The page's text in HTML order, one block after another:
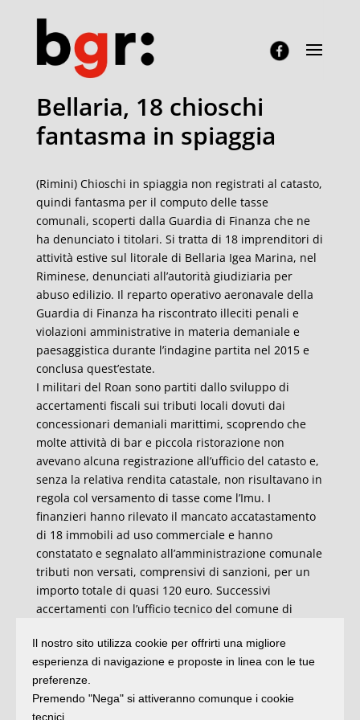
Bellaria, 18 chioschi
fantasma in spiaggia
(Rimini) Chioschi in spiaggia non registrati al catasto,
quindi fantasma per il computo delle tasse
comunali, scoperti dalla Guardia di Finanza che ne
ha denunciato i titolari. Si tratta di 18 imprenditori di
attività estive sul litorale di Bellaria Igea Marina, nel
Riminese, denunciati all’autorità giudiziaria per
abuso edilizio. Il reparto operativo aeronavale della
Guardia di Finanza ha riscontrato illeciti penali e
violazioni amministrative in materia demaniale e
paesaggistica durante l’indagine partita nel 2015 e
conclusa quest’estate.
I militari del Roan sono partiti dallo sviluppo di
accertamenti fiscali sui tributi locali dovuti dai
concessionari demaniali marittimi, scoprendo che
molte attività di bar e piccola ristorazione non
avevano alcuna registrazione all’ufficio del catasto e,
senza la relativa rendita catastale, non risultavano in
regola col versamento di tasse come l’Imu. I
finanzieri hanno rilevato il mancato accatastamento
di 18 immobili ad uso commerciale e hanno
constatato e segnalato all’amministrazione comunale
tributi non versati, comprensivi di sanzioni, per un
importo totale di quasi 120 euro. Successivi
accertamenti con l’ufficio tecnico del comune di
realizzazione di interventi edilizi in assenza di
autorizzazione paesaggistica e di titolo edilizio, di
violazioni alla normativa antisismica e di innovazioni
non autorizzate sul demanio marittimo.
Il nostro sito utilizza cookie per offrirti una migliore
esperienza di navigazione e proposte in linea con le tue
preferenze.
Premendo "Nega" si attiveranno comunque i cookie
tecnici.